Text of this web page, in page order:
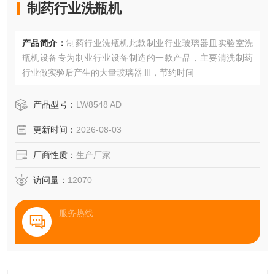
制药行业洗瓶机
产品简介： 制药行业洗瓶机此款制业行业玻璃器皿实验室洗
瓶机设备专为制业行业设备制造的一款产品，主要清洗制药
行业做实验后产生的大量玻璃器皿，节约时间
产品型号： LW8548 AD
更新时间： 2026-08-03
厂商性质： 生产厂家
访问量： 12070
服务热线